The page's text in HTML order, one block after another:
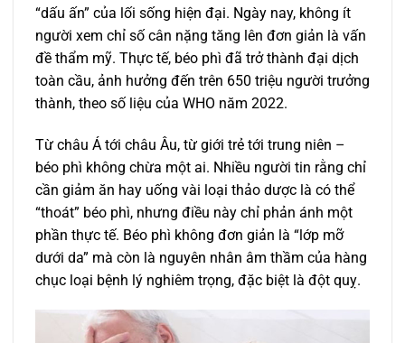
“dấu ấn” của lối sống hiện đại. Ngày nay, không ít
người xem chỉ số cân nặng tăng lên đơn giản là vấn
đề thẩm mỹ. Thực tế, béo phì đã trở thành đại dịch
toàn cầu, ảnh hưởng đến trên 650 triệu người trưởng
thành, theo số liệu của WHO năm 2022.
Từ châu Á tới châu Âu, từ giới trẻ tới trung niên –
béo phì không chừa một ai. Nhiều người tin rằng chỉ
cần giảm ăn hay uống vài loại thảo dược là có thể
“thoát” béo phì, nhưng điều này chỉ phản ánh một
phần thực tế. Béo phì không đơn giản là “lớp mỡ
dưới da” mà còn là nguyên nhân âm thầm của hàng
chục loại bệnh lý nghiêm trọng, đặc biệt là đột quỵ.